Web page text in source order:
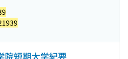
院短期大学紀要